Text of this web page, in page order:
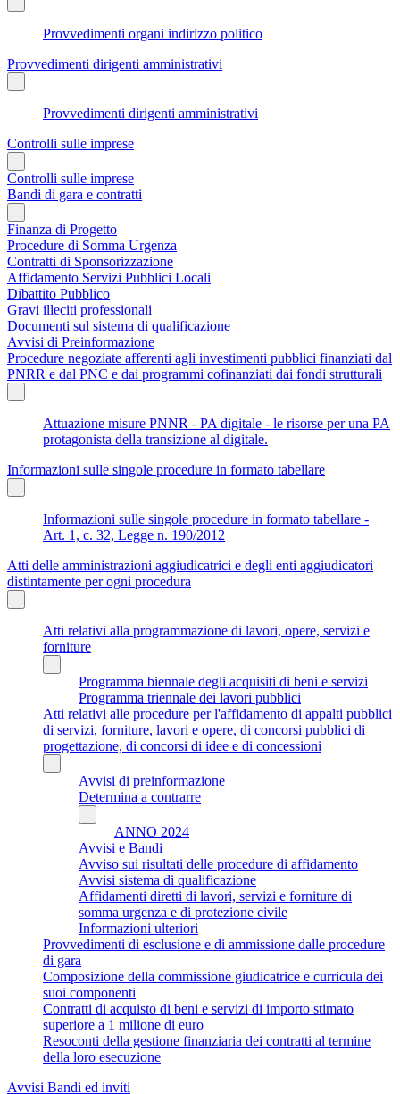
Provvedimenti organi indirizzo politico
Provvedimenti dirigenti amministrativi
Provvedimenti dirigenti amministrativi
Controlli sulle imprese
Controlli sulle imprese
Bandi di gara e contratti
Finanza di Progetto
Procedure di Somma Urgenza
Contratti di Sponsorizzazione
Affidamento Servizi Pubblici Locali
Dibattito Pubblico
Gravi illeciti professionali
Documenti sul sistema di qualificazione
Avvisi di Preinformazione
Procedure negoziate afferenti agli investimenti pubblici finanziati dal
PNRR e dal PNC e dai programmi cofinanziati dai fondi strutturali
Attuazione misure PNNR - PA digitale - le risorse per una PA
protagonista della transizione al digitale.
Informazioni sulle singole procedure in formato tabellare
Informazioni sulle singole procedure in formato tabellare -
Art. 1, c. 32, Legge n. 190/2012
Atti delle amministrazioni aggiudicatrici e degli enti aggiudicatori
distintamente per ogni procedura
Atti relativi alla programmazione di lavori, opere, servizi e
forniture
Programma biennale degli acquisiti di beni e servizi
Programma triennale dei lavori pubblici
Atti relativi alle procedure per l'affidamento di appalti pubblici
di servizi, forniture, lavori e opere, di concorsi pubblici di
progettazione, di concorsi di idee e di concessioni
Avvisi di preinformazione
Determina a contrarre
ANNO 2024
Avvisi e Bandi
Avviso sui risultati delle procedure di affidamento
Avvisi sistema di qualificazione
Affidamenti diretti di lavori, servizi e forniture di
somma urgenza e di protezione civile
Informazioni ulteriori
Provvedimenti di esclusione e di ammissione dalle procedure
di gara
Composizione della commissione giudicatrice e curricula dei
suoi componenti
Contratti di acquisto di beni e servizi di importo stimato
superiore a 1 milione di euro
Resoconti della gestione finanziaria dei contratti al termine
della loro esecuzione
Avvisi Bandi ed inviti